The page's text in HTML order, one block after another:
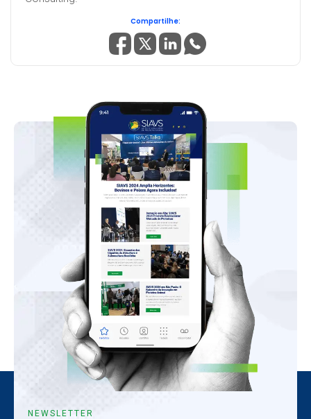
Compartilhe:
NEWSLETTER